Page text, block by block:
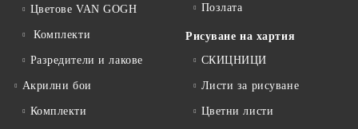
Цветове VAN GOGH
Комплекти
Разредители и лакове
Акрилни бои
Комплекти
Позлата
Рисуване на хартия
СКИЦНИЦИ
Листи за рисуване
Цветни листи